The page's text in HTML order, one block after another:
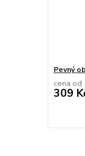
Pevný
cena od
309